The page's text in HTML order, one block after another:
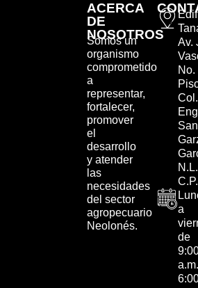
ACERCA
DE
NOSOTROS
Somos un
organismo
comprometido
a
representar,
fortalecer,
promover
el
desarrollo
y atender
las
necesidades
del sector
agropecuario
Neolonés.
Av.
No.
N.L.
a
de